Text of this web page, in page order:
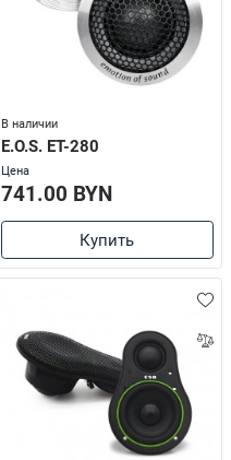
В наличии
E.O.S. ET-280
Цена
741.00 BYN
Купить